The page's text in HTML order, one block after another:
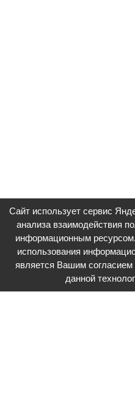
Сайт использует сервис
анализа взаимодействия
информационным
использования
является Вашим согласием
данной